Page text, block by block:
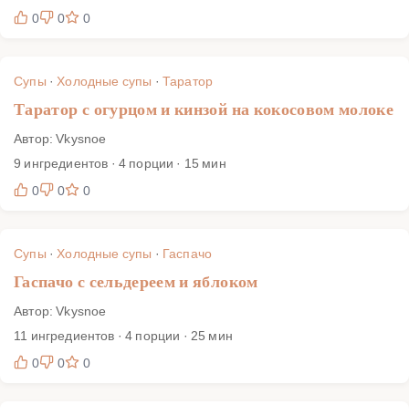
0
0 0
Супы ·Холодные супы · Таратор
Таратор с огурцом и кинзой на кокосовом молоке
Автор: Vkysnoe
9 ингредиентов · 4 порции · 15 мин
0
0 0
Супы ·Холодные супы · Гаспачо
Гаспачо с сельдереем и яблоком
Автор: Vkysnoe
11 ингредиентов · 4 порции · 25 мин
0
0 0